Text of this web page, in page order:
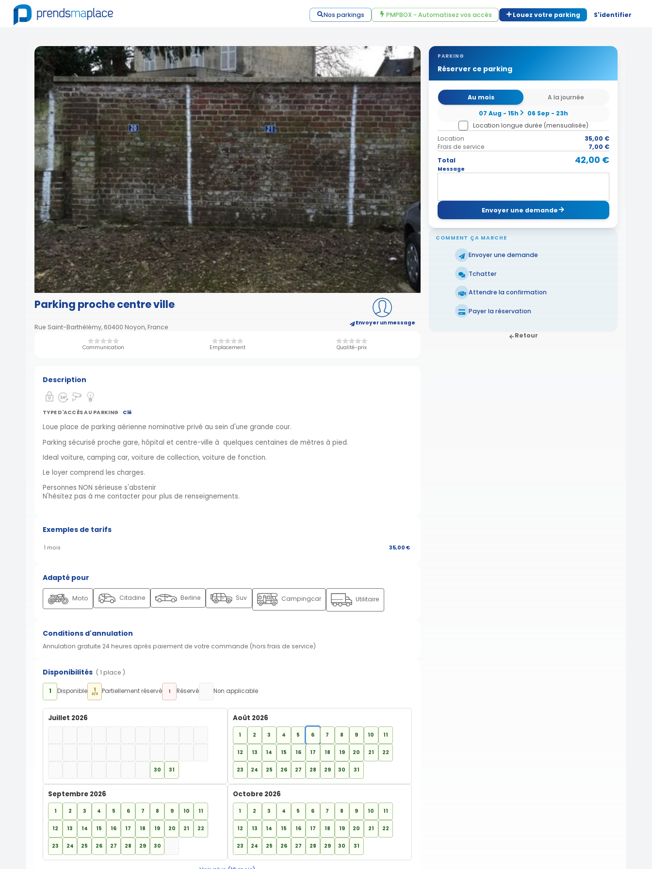
Nos parkings PMPBOX - Automatisez vos accès Louez votre parking S'identifier
Parking proche centre ville
Rue Saint-Barthélémy, 60400 Noyon, France Envoyer un message
Communication Emplacement Qualité-prix
PARKING
Réserver ce parking
Au mois
A la journée
07 Aug - 15h
06 Sep - 23h
Location longue durée (mensualisée)
Location
35,00 €
Frais de service
7,00 €
Total
42,00 €
Message
Envoyer une demande
COMMENT ÇA MARCHE
Envoyer une demande
Tchatter
Attendre la confirmation
Payer la réservation
Retour
Description
TYPE D'ACCÈS AU PARKING Clé
Loue place de parking aérienne nominative privé au sein d'une grande cour.
Parking sécurisé proche gare, hôpital et centre-ville à quelques centaines de mètres à pied.
Ideal voiture, camping car, voiture de collection, voiture de fonction.
Le loyer comprend les charges.
Personnes NON sérieuse s'abstenir
N'hésitez pas à me contacter pour plus de renseignements.
Exemples de tarifs
1 mois 35,00 €
Adapté pour
Moto Citadine Berline Suv Campingcar Utilitaire
Conditions d'annulation
Annulation gratuite 24 heures après paiement de votre commande (hors frais de service)
Disponibilités ( 1 place )
1 Disponible 1
2/3 Partiellement réservé 1 Réservé Non applicable
Juillet 2026
30 31
Août 2026
1 2 3 4 5 6 7 8 9 10 11
12 13 14 15 16 17 18 19 20 21 22
23 24 25 26 27 28 29 30 31
Septembre 2026
1 2 3 4 5 6 7 8 9 10 11
12 13 14 15 16 17 18 19 20 21 22
23 24 25 26 27 28 29 30
Octobre 2026
1 2 3 4 5 6 7 8 9 10 11
12 13 14 15 16 17 18 19 20 21 22
23 24 25 26 27 28 29 30 31